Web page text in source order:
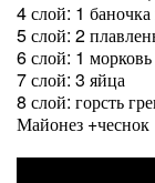
4 слой: 1
5 слой: 2
6 слой: 1 морковь
7 слой: 3 яйца
8 слой: горсть
Майонез +чеснок